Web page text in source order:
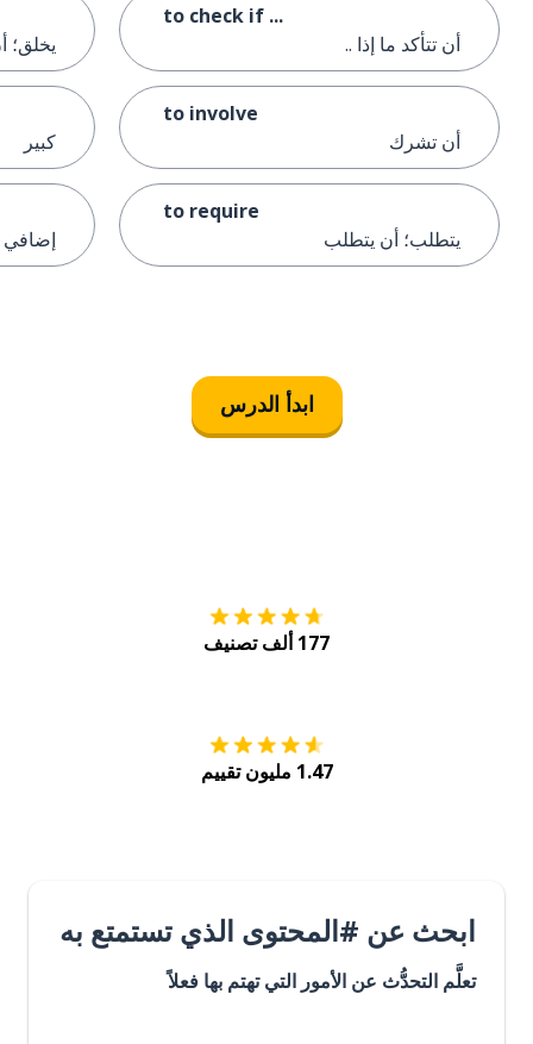
to check if ...
أن تتأكد ما إذا ..
to involve
أن تشرك
to require
يتطلب؛ أن يتطلب
يخلق؛
كبير
إضافي
ابدأ الدرس
177 ألف تصنيف
1.47 مليون تقييم
ابحث عن #المحتوى الذي تستمتع به
تعلَّم التحدُّث عن الأمور التي تهتم بها فعلاً